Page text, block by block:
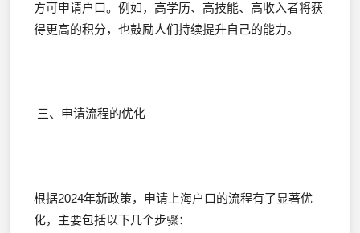
方可申请户口。例如，高学历、高技能、高收入者将获
得更高的积分，也鼓励人们持续提升自己的能力。
三、申请流程的优化
根据2024年新政策，申请上海户口的流程有了显著优
化，主要包括以下几个步骤：